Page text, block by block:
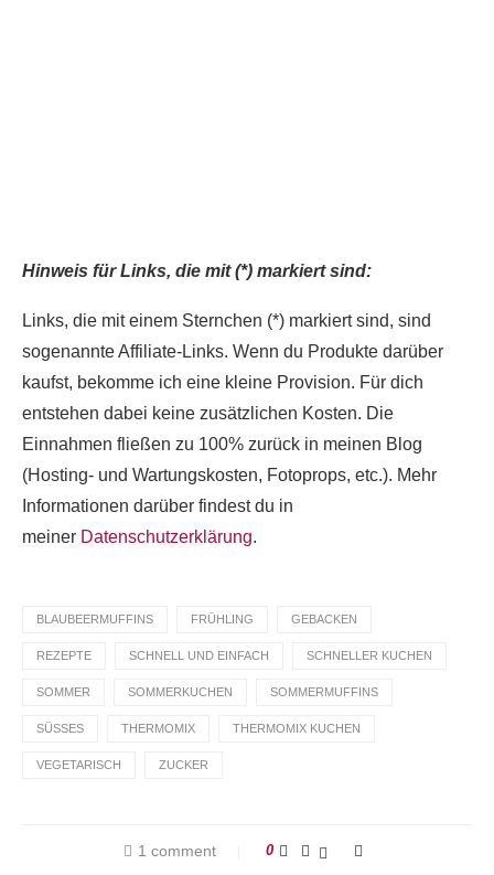
Hinweis für Links, die mit (*) markiert sind:
Links, die mit einem Sternchen (*) markiert sind, sind
sogenannte Affiliate-Links. Wenn du Produkte darüber
kaufst, bekomme ich eine kleine Provision. Für dich
entstehen dabei keine zusätzlichen Kosten. Die
Einnahmen fließen zu 100% zurück in meinen Blog
(Hosting- und Wartungskosten, Fotoprops, etc.). Mehr
Informationen darüber findest du in
meiner Datenschutzerklärung.
BLAUBEERMUFFINS FRÜHLING GEBACKEN
REZEPTE SCHNELL UND EINFACH SCHNELLER KUCHEN
SOMMER SOMMERKUCHEN SOMMERMUFFINS
SÜSSES THERMOMIX THERMOMIX KUCHEN
VEGETARISCH ZUCKER
1 comment 0